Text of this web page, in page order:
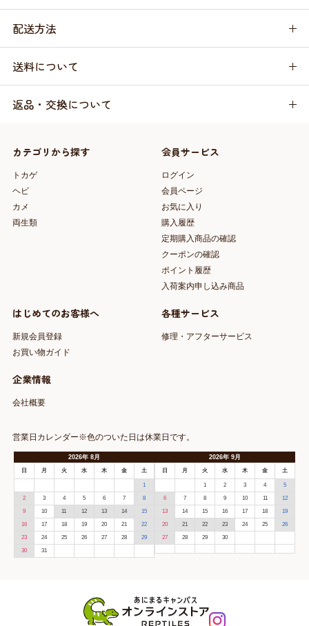
配送方法
送料について
返品・交換について
カテゴリから探す
トカゲ
ヘビ
カメ
両生類
会員サービス
ログイン
会員ページ
お気に入り
購入履歴
定期購入商品の確認
クーポンの確認
ポイント履歴
入荷案内申し込み商品
はじめてのお客様へ
新規会員登録
お買い物ガイド
各種サービス
修理・アフターサービス
企業情報
会社概要
営業日カレンダー※色のついた日は休業日です。
2026年 8月
日 月 火 水 木 金 土
1
2 3 4 5 6 7 8
9 10 11 12 13 14 15
16 17 18 19 20 21 22
23 24 25 26 27 28 29
30 31
2026年9月
日 月 火 水 木 金 土
1 2 3 4 5
6 7 8 9 10 11 12
13 14 15 16 17 18 19
20 21 22 23 24 25 26
27 28 29 30